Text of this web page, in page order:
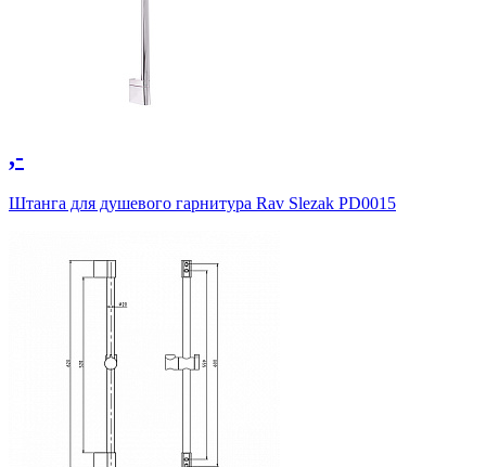
,-
Штанга для душевого гарнитура Rav Slezak PD0015